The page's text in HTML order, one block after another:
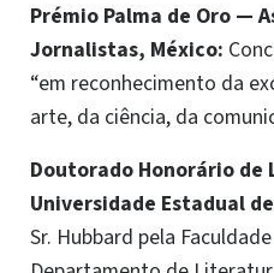
Prémio Palma de Oro —
Jornalistas, México:
“em reconhecimento da
arte, da ciência, da
Doutorado Honorário
Universidade Estadual
Sr. Hubbard pela